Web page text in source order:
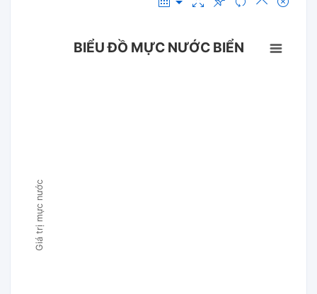
Giá trị mực nước
BIỂU ĐỒ MỰC NƯỚC BIỂN